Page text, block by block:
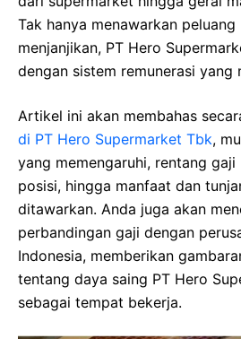
Tak hanya menawarkan
menjanjikan, PT Hero
dengan sistem remunerasi yang
Artikel ini akan membahas
di PT Hero Supermarket Tbk,
yang memengaruhi, rentang
posisi, hingga manfaat dan
ditawarkan. Anda juga akan
perbandingan gaji dengan
Indonesia, memberikan
tentang daya saing PT Hero
sebagai tempat bekerja.